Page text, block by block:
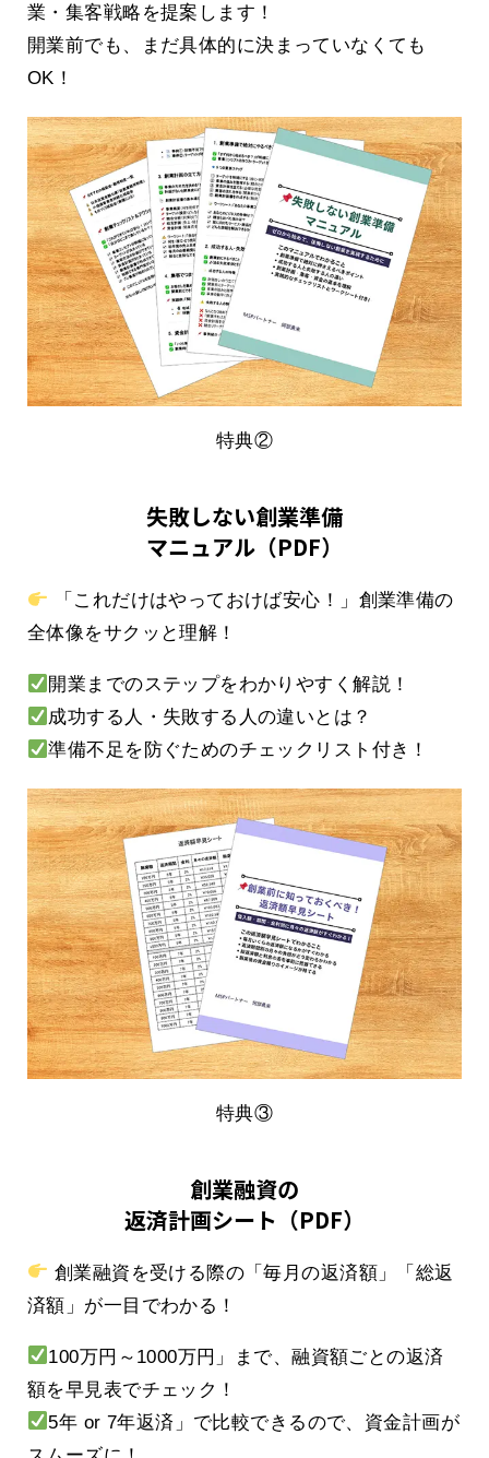
業・集客戦略を提案します！
開業前でも、まだ具体的に決まっていなくても
OK！
特典②
失敗しない創業準備
マニュアル（PDF）
「これだけはやっておけば安心！」創業準備の
全体像をサクッと理解！
開業までのステップをわかりやすく解説！
成功する人・失敗する人の違いとは？
準備不足を防ぐためのチェックリスト付き！
特典③
創業融資の
返済計画シート（PDF）
創業融資を受ける際の「毎月の返済額」「総返
済額」が一目でわかる！
100万円～1000万円」まで、融資額ごとの返済
額を早見表でチェック！
5年 or 7年返済」で比較できるので、資金計画が